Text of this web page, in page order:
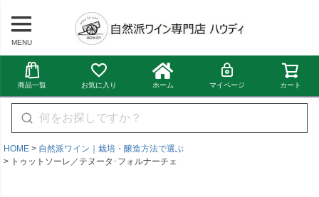
MENU
商品一覧 お気に入り ホーム マイページ カート
HOME
自然派ワイン｜栽培・醸造方法で選ぶ
トゥットソーレ／テヌータ･フォルナーチェ